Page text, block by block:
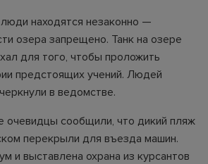
находятся незаконно —
озера запрещено. Танк на озере
для того, чтобы проложить
предстоящих учений. Людей
в ведомстве.
очевидцы сообщили, что дикий пляж
перекрыли для въезда машин.
и выставлена охрана из курсантов